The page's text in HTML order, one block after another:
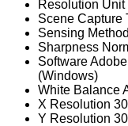
Resolution Unit
Scene Capture
Sensing Method
Sharpness
Software
(Windows)
White Balance
X Resolution
Y Resolution